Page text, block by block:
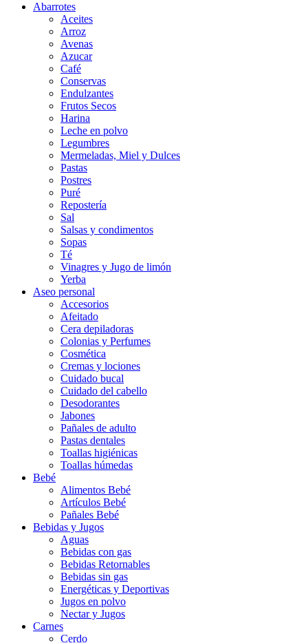
Abarrotes
Aceites
Arroz
Avenas
Azucar
Café
Conservas
Endulzantes
Frutos Secos
Harina
Leche en polvo
Legumbres
Mermeladas, Miel y Dulces
Pastas
Postres
Puré
Repostería
Sal
Salsas y condimentos
Sopas
Té
Vinagres y Jugo de limón
Yerba
Aseo personal
Accesorios
Afeitado
Cera depiladoras
Colonias y Perfumes
Cosmética
Cremas y lociones
Cuidado bucal
Cuidado del cabello
Desodorantes
Jabones
Pañales de adulto
Pastas dentales
Toallas higiénicas
Toallas húmedas
Bebé
Alimentos Bebé
Artículos Bebé
Pañales Bebé
Bebidas y Jugos
Aguas
Bebidas con gas
Bebidas Retornables
Bebidas sin gas
Energéticas y Deportivas
Jugos en polvo
Nectar y Jugos
Carnes
Cerdo